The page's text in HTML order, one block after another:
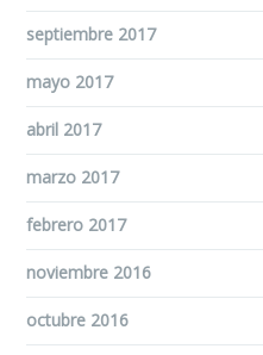
septiembre 2017
mayo 2017
abril 2017
marzo 2017
febrero 2017
noviembre 2016
octubre 2016